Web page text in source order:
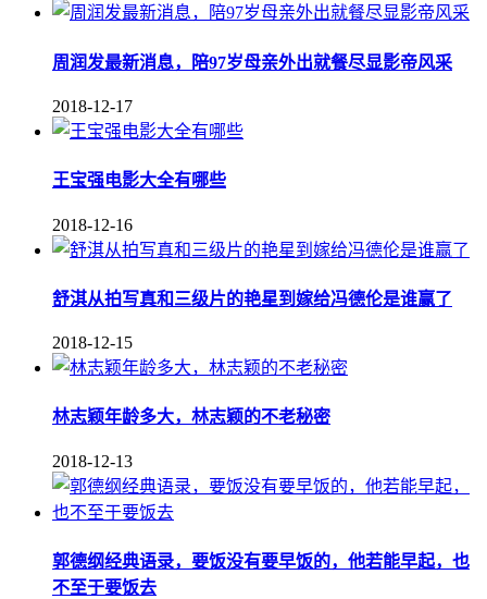
周润发最新消息，陪97岁母亲外出就餐尽显影帝风采
2018-12-17
王宝强电影大全有哪些
2018-12-16
舒淇从拍写真和三级片的艳星到嫁给冯德伦是谁赢了
2018-12-15
林志颖年龄多大，林志颖的不老秘密
2018-12-13
郭德纲经典语录，要饭没有要早饭的，他若能早起，也
不至于要饭去